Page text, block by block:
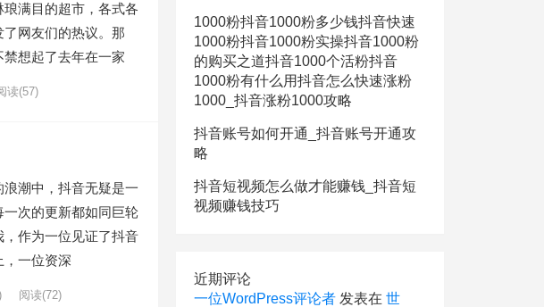
满目的超市，各式各
网友们的热议。那
想起了去年在一家
读(57)
潮中，抖音无疑是一
次的更新都如同巨轮
作为一位见证了抖音
，一位资深
阅读(72)
1000粉抖音1000粉多少钱抖音快速
1000粉抖音1000粉实操抖音1000粉
的购买之道抖音1000个活粉抖音
1000粉有什么用抖音怎么快速涨粉
1000_抖音涨粉1000攻略
抖音账号如何开通_抖音账号开通攻
略
抖音短视频怎么做才能赚钱_抖音短
视频赚钱技巧
近期评论
一位WordPress评论者 发表在 世